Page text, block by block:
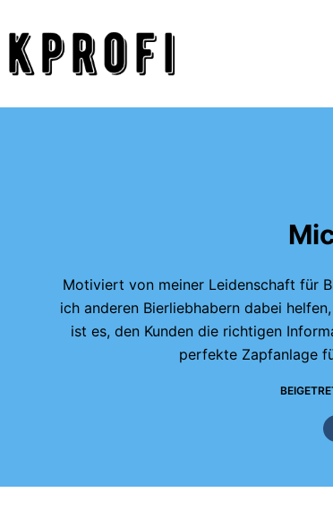
Motiviert von meiner Leidenschaft für
ich anderen Bierliebhabern dabei
ist es, den Kunden die richtigen
perfekte Zapfanlage